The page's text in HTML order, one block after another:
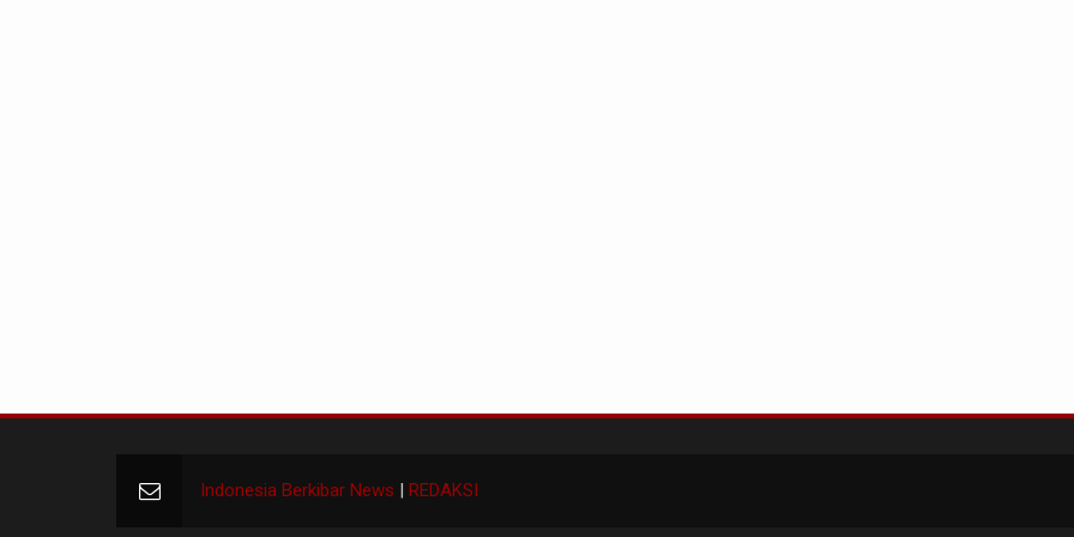
Indonesia Berkibar News | REDAKSI